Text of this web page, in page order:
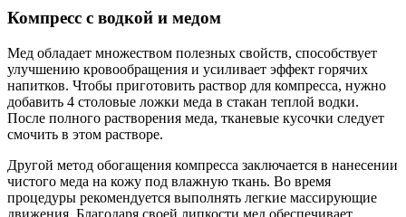
Компресс с водкой и медом
Мед обладает множеством полезных свойств, способствует
улучшению кровообращения и усиливает эффект горячих
напитков. Чтобы приготовить раствор для компресса, нужно
добавить 4 столовые ложки меда в стакан теплой водки.
После полного растворения меда, тканевые кусочки следует
смочить в этом растворе.
Другой метод обогащения компресса заключается в нанесении
чистого меда на кожу под влажную ткань. Во время
процедуры рекомендуется выполнять легкие массирующие